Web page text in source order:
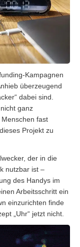
Kampagnen
überzeugend
dabei sind.
ganz
fast
Projekt zu
der in die
nutzbar ist –
des Handys im
Arbeitsschritt ein
einzurichten finde
„Uhr“ jetzt nicht.